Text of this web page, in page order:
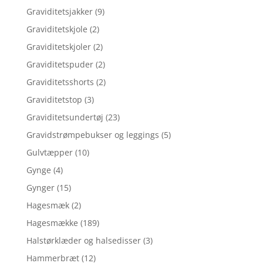
Graviditetsjakker (9)
Graviditetskjole (2)
Graviditetskjoler (2)
Graviditetspuder (2)
Graviditetsshorts (2)
Graviditetstop (3)
Graviditetsundertøj (23)
Gravidstrømpebukser og leggings (5)
Gulvtæpper (10)
Gynge (4)
Gynger (15)
Hagesmæk (2)
Hagesmække (189)
Halstørklæder og halsedisser (3)
Hammerbræt (12)